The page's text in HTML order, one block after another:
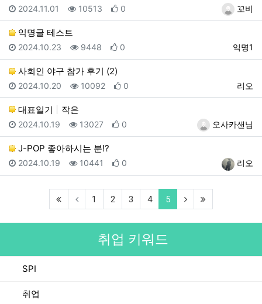
등록자꼬비
등록일
2024.11.01 조회
10513 추천
0
익명글 테스트
등록자
익명1
등록일
2024.10.23 조회
9448 추천
0
사회인 야구 참가 후기 (2)
등록자
리오
등록일
2024.10.20 조회
10092 추천
0
대표일기 작은
등록자오사카샌님
등록일
2024.10.19 조회
13027 추천
0
J-POP 좋아하시는 분!?
등록자리오
등록일
2024.10.19 조회
10441 추천
0
(first) 1 2 3 4 5(current)
(next)
취업 키워드
SPI
취업